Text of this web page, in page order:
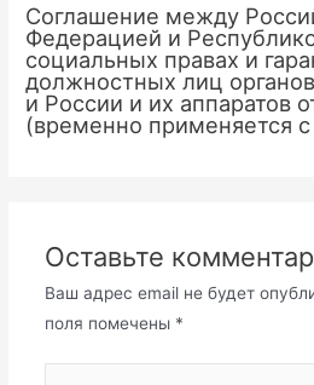
Соглашение между
Федерацией и
социальных правах и
должностных лиц
и России и их аппаратов
(временно применяется
Оставьте
Ваш адрес email не будет
поля помечены *